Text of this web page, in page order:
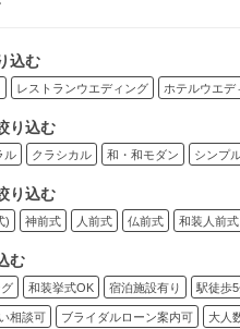
込む
レストランウエディング ホテルウエデ
り込む
ル クラシカル 和・和モダン シンプ
り込む
) 神前式 人前式 仏前式 和装人前式
む
和装挙式OK 宿泊施設有り 駅徒歩
相談可 ブライダルローン案内可 大人